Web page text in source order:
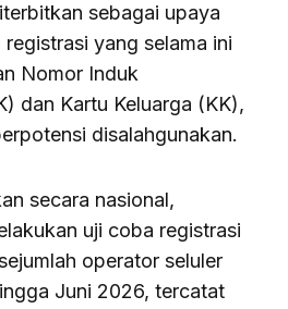
sebagai upaya
yang selama ini
Nomor Induk
dan Kartu Keluarga (KK),
disalahgunakan.
secara nasional,
uji coba registrasi
operator seluler
Juni 2026, tercatat